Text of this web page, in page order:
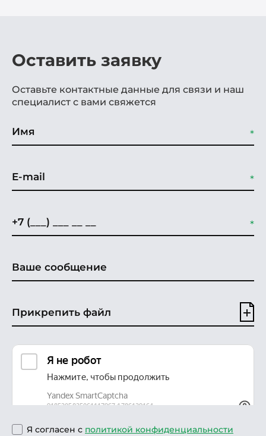
Оставить заявку
Оставьте контактные данные для связи и наш
специалист с вами свяжется
Прикрепить файл
Я согласен с политикой конфиденциальности